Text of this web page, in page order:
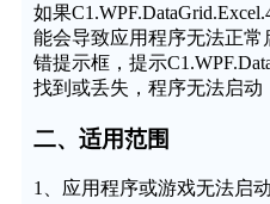
如果
能会导致应用程序无法正
错提示框，提示
找到或丢失，程序无法启动
二、适用范围
1、应用程序或游戏无法启